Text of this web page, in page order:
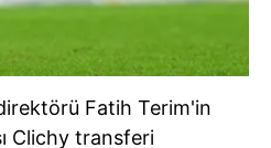
Fatih Terim'in
Clichy transferi